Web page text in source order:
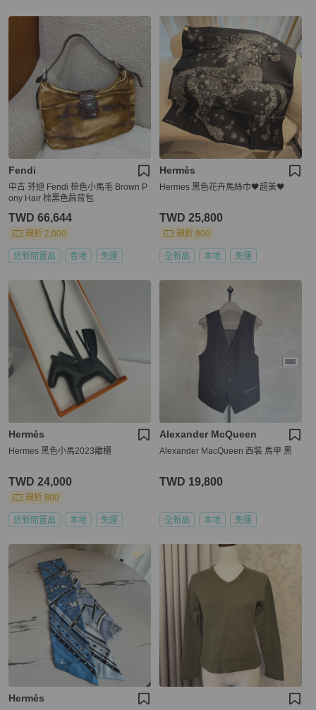
Fendi
中古 芬迪 Fendi 棕色小馬毛 Brown P
ony Hair 棕黑色肩背包
TWD 66,644
現折 2,000
近新閒置品 香港 免運
Hermès
Hermes 黑色花卉馬絲巾🖤超美🖤
TWD 25,800
現折 800
全新品 本地 免運
Hermès
Hermes 黑色小馬2023離櫃
TWD 24,000
現折 800
近新閒置品 本地 免運
Alexander McQueen
Alexander MacQueen 西裝 馬甲 黑
TWD 19,800
全新品 本地 免運
Hermès